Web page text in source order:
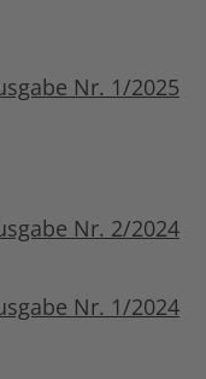
Nr. 1/2025
Nr. 2/2024
Nr. 1/2024